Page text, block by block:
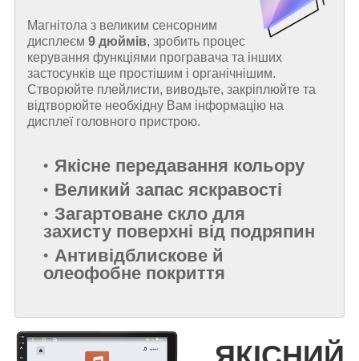
Магнітола з великим сенсорним
дисплеєм 9 дюймів, зробить процес
керування функціями програвача та інших
застосунків ще простішим і органічнішим.
Створюйте плейлисти, виводьте, закріплюйте та
відтворюйте необхідну Вам інформацію на
дисплеї головного пристрою.
Якісне передавання кольору
Великий запас яскравості
Загартоване скло для
захисту поверхні від подряпин
Антивідблискове й
олеофобне покриття